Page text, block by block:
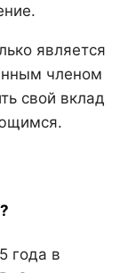
является
членом
свой вклад
года в